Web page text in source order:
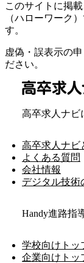
このサイトに掲
（ハローワーク
す。
虚偽・誤表示の
ださい。
高卒求人ナビ
高卒求人ナビ
よくある質問
会社情報
デジタル技術
Handy進路指
学校向けトッ
企業向けトッ